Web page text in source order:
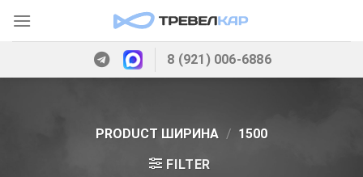
8 (921) 006-6886
PRODUCT ШИРИНА / 1500
FILTER